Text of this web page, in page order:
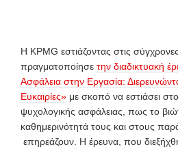
H KPMG εστιάζοντας στις
πραγματοποίησε την διαδικτυακή
Ασφάλεια στην Εργασία:
Ευκαιρίες» με σκοπό να εστιάσει
ψυχολογικής ασφάλειας, πως το
καθημερινότητά τους και στους
επηρεάζουν. Η έρευνα, που